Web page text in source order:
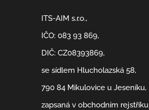
ITS-AIM s.r.o.,
IČO: 083 93 869,
DIČ: CZ08393869,
se sídlem Hlucholazská 58,
790 84 Mikulovice u Jeseníku,
zapsaná v obchodním rejstříku